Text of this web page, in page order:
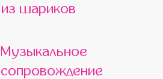
из шариков
Музыкальное
сопровождение